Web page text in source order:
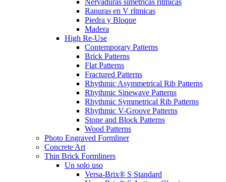
Ranuras en V rítmicas
Piedra y Bloque
Madera
High Re-Use
Contemporary Patterns
Brick Patterns
Flat Patterns
Fractured Patterns
Rhythmic Asymmetrical Rib Patterns
Rhythmic Sinewave Patterns
Rhythmic Symmetrical Rib Patterns
Rhythmic V-Groove Patterns
Stone and Block Patterns
Wood Patterns
Photo Engraved Formliner
Concrete Art
Thin Brick Formliners
Un solo uso
Versa-Brix® S Standard